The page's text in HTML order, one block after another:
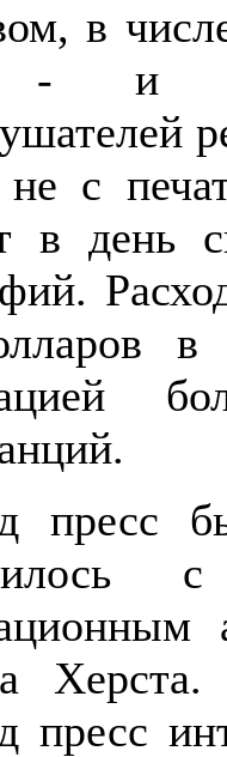
в
- и
с
в день
пресс
Херста.
пресс